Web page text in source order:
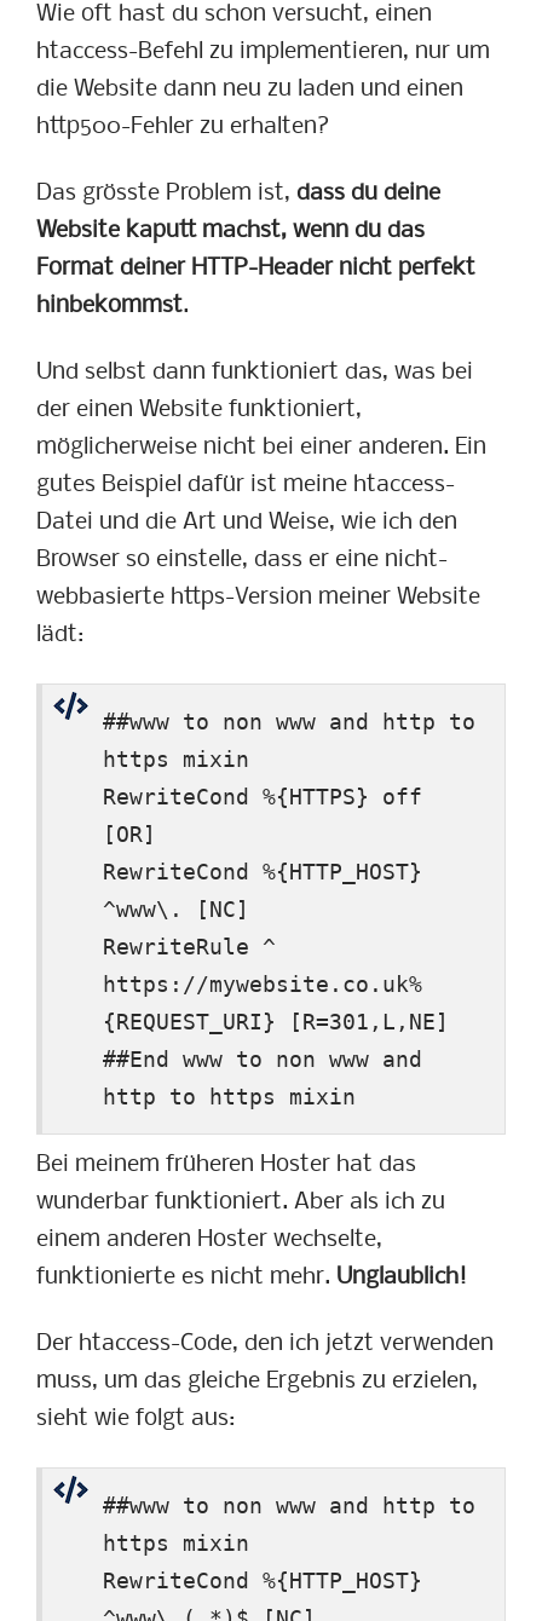
Wie oft hast du schon versucht, einen
htaccess-Befehl zu implementieren, nur um
die Website dann neu zu laden und einen
http500-Fehler zu erhalten?
Das grösste Problem ist, dass du deine
Website kaputt machst, wenn du das
Format deiner HTTP-Header nicht perfekt
hinbekommst.
Und selbst dann funktioniert das, was bei
der einen Website funktioniert,
möglicherweise nicht bei einer anderen. Ein
gutes Beispiel dafür ist meine htaccess-
Datei und die Art und Weise, wie ich den
Browser so einstelle, dass er eine nicht-
webbasierte https-Version meiner Website
lädt:
##www to non www and http to
https mixin
RewriteCond %{HTTPS} off
[OR]
RewriteCond %{HTTP_HOST}
^www\. [NC]
RewriteRule ^
https://mywebsite.co.uk%
{REQUEST_URI} [R=301,L,NE]
##End www to non www and
http to https mixin
Bei meinem früheren Hoster hat das
wunderbar funktioniert. Aber als ich zu
einem anderen Hoster wechselte,
funktionierte es nicht mehr. Unglaublich!
Der htaccess-Code, den ich jetzt verwenden
muss, um das gleiche Ergebnis zu erzielen,
sieht wie folgt aus:
##www to non www and http to
https mixin
RewriteCond %{HTTP_HOST}